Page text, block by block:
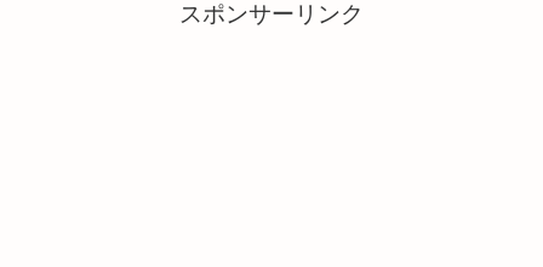
スポンサーリンク